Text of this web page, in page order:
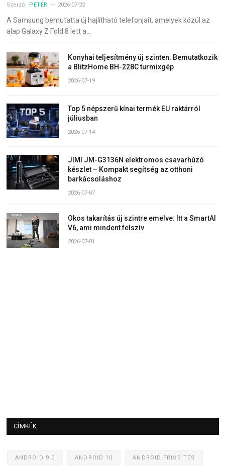
Szerző: PÉTER 2026-07-22
A Samsung bemutatta új hajlítható telefonjait, amelyek közül az
alap Galaxy Z Fold 8 lett a…
Konyhai teljesítmény új szinten: Bemutatkozik
a BlitzHome BH-228C turmixgép
2026-07-19
Top 5 népszerű kínai termék EU raktárról
júliusban
2026-07-14
JIMI JM-G3136N elektromos csavarhúzó
készlet – Kompakt segítség az otthoni
barkácsoláshoz
2026-07-07
Okos takarítás új szintre emelve: Itt a SmartAI
V6, ami mindent felszív
2026-07-01
CÍMKÉK
ANDROID 9.0 ANDROID 10 ANDROID FRISSÍTÉS